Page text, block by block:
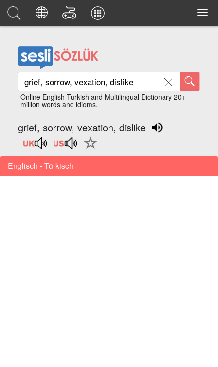
Online English Turkish and Multilingual Dictionary 20+
million words and idioms.
grief, sorrow, vexation, dislike
Englisch - Türkisch